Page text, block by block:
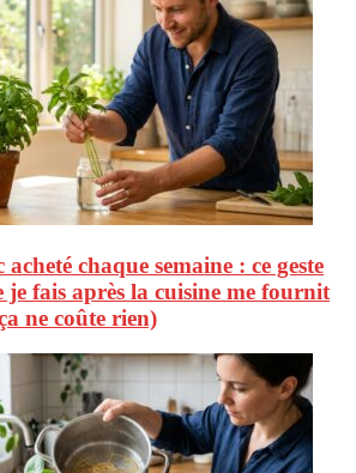
chaque semaine : ce geste
je fais après la cuisine me fournit
ne coûte rien)